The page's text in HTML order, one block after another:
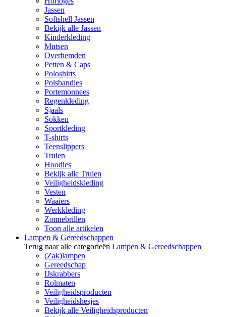
Jassen
Softshell Jassen
Bekijk alle Jassen
Kinderkleding
Mutsen
Overhemden
Petten & Caps
Poloshirts
Polsbandjes
Portemonnees
Regenkleding
Sjaals
Sokken
Sportkleding
T-shirts
Teenslippers
Truien
Hoodies
Bekijk alle Truien
Veiligheidskleding
Vesten
Waaiers
Werkkleding
Zonnebrillen
Toon alle artikelen
Lampen & Gereedschappen
Terug naar alle categorieën Lampen & Gereedschappen
(Zak)lampen
Gereedschap
IJskrabbers
Rolmaten
Veiligheidsproducten
Veiligheidshesjes
Bekijk alle Veiligheidsproducten